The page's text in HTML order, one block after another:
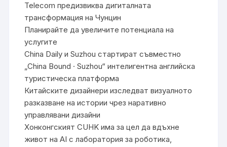
Telecom предизвиква дигиталната
трансформация на Чунцин
Планирайте да увеличите потенциала на
услугите
China Daily и Suzhou стартират съвместно
„China Bound · Suzhou“ интелигентна английска
туристическа платформа
Китайските дизайнери изследват визуалното
разказване на истории чрез наративно
управлявани дизайни
Хонконгският CUHK има за цел да вдъхне
живот на AI с лаборатория за роботика,